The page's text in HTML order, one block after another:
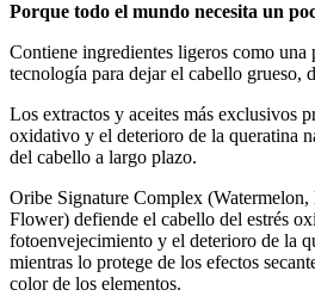
Porque todo el mundo necesita un
Contiene ingredientes ligeros como una
tecnología para dejar el cabello grueso,
Los extractos y aceites más exclusivos
oxidativo y el deterioro de la queratina
del cabello a largo plazo.
Oribe Signature Complex
Flower) defiende el cabello del estrés
fotoenvejecimiento y el deterioro de la
mientras lo protege de los efectos
color de los elementos.